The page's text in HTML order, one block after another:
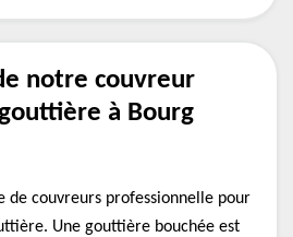
notre couvreur
à Bourg
de couvreurs professionnelle pour
Une gouttière bouchée est